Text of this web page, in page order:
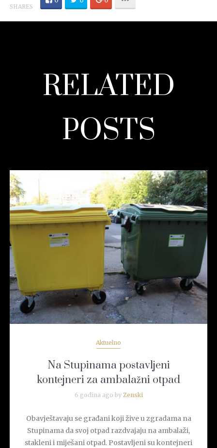
SHARES
RELATED
POSTS
READ MORE
Aktuelno
Na Stupinama postavljeni
kontejneri za ambalažni otpad
6 godina ago by Zenski
Obavještavaju se građani koji žive u zgradama na
Stupinama da svoj otpad razdvajaju na ambalaži,
stakleni i miješani otpad. Postavljeni su kontejneri